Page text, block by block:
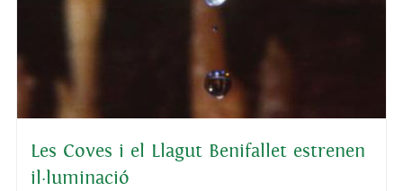
Les Coves i el Llagut Benifallet estrenen
il·luminació